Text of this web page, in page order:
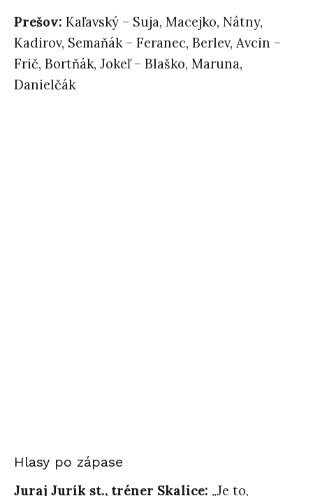
Prešov: Kaľavský – Suja, Macejko, Nátny,
Kadirov, Semaňák – Feranec, Berlev, Avcin –
Frič, Bortňák, Jokeľ – Blaško, Maruna,
Danielčák
Hlasy po zápase
Juraj Jurík st., tréner Skalice: „Je to,